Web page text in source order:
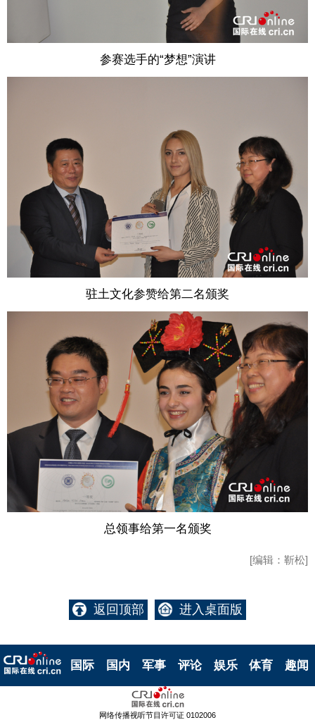
参赛选手的“梦想”演讲
驻土文化参赞给第二名颁奖
总领事给第一名颁奖
[编辑：靳松]
返回顶部 进入桌面版
国际 国内 军事 评论 娱乐 体育 趣闻
网络传播视听节目许可证 0102006